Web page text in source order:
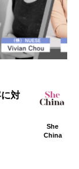
対
She
China